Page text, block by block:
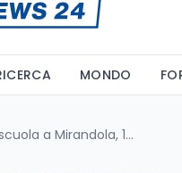
MONDO
Boxe a scuola a Mirandola, 11 studenti nel mirino della legge 150